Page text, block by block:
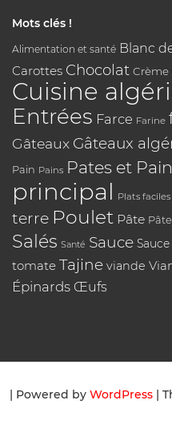
Mots clés !
Alimentation et santé Blanc
Carottes Chocolat Crème
Cuisine
Entrées Farce Farine
Gâteaux Gâteaux
Pain Pains Pates et
principal Plats faciles
terre Poulet Pâte
Salés Santé Sauce
tomate Tajine viande
Épinards Œufs
| Powered by WordPress |